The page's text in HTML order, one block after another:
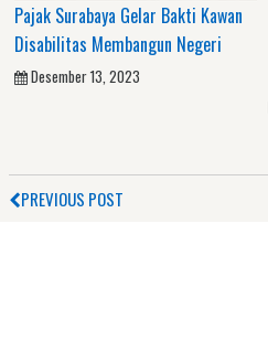
Pajak Surabaya Gelar Bakti Kawan
Disabilitas Membangun Negeri
Desember 13, 2023
PREVIOUS POST